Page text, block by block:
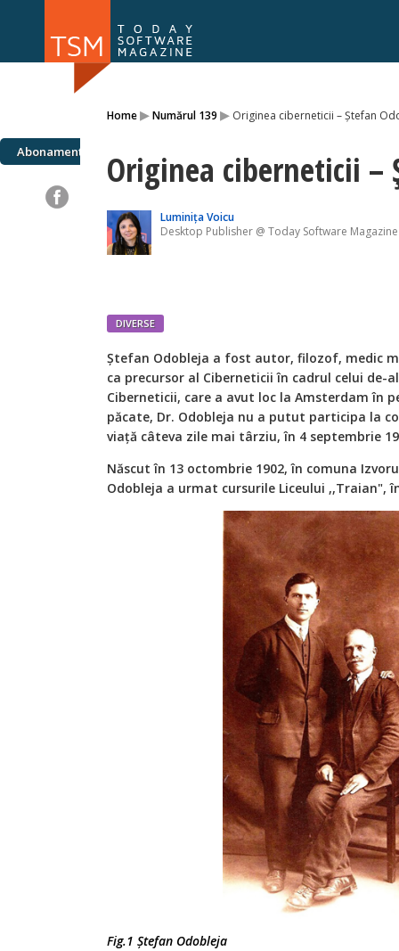
Home▸Numărul 139 ▸ Originea ciberneticii – Ștefan
Abonamente Originea ciberneticii –
Luminița Voicu
Desktop Publisher @ Today Software Magazine
DIVERSE
Ștefan Odobleja a fost autor, filozof, medic
ca precursor al Ciberneticii în cadrul celui de-
Ciberneticii, care a avut loc la Amsterdam în
păcate, Dr. Odobleja nu a putut participa la
viață câteva zile mai târziu, în 4 septembrie
Născut în 13 octombrie 1902, în comuna
Odobleja a urmat cursurile Liceului ,,Traian",
Fig.1 Ștefan Odobleja